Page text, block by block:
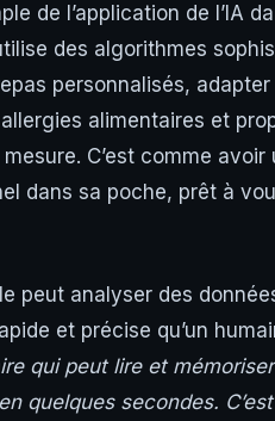
de l’application de l’IA
des algorithmes
personnalisés, adapter
alimentaires et
C’est comme avoir
dans sa poche, prêt à
peut analyser des
et précise qu’un
qui peut lire et
quelques secondes.